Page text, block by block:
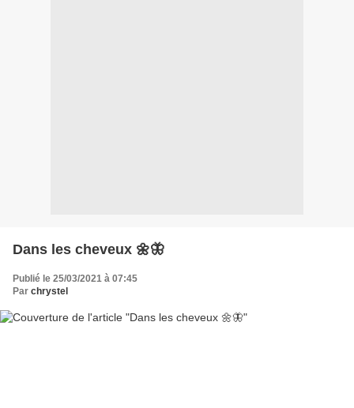
Dans les cheveux 🌼🦋
Publié le 25/03/2021 à 07:45
Par chrystel